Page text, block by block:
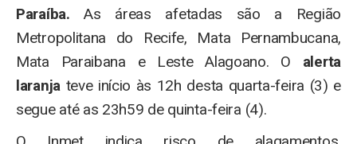
Paraíba. As áreas afetadas são a Região
Metropolitana do Recife, Mata Pernambucana,
Mata Paraibana e Leste Alagoano. O alerta
laranjateve início às 12h desta quarta-feira (3) e
segue até as 23h59 de quinta-feira (4).